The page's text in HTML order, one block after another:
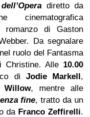
diretto da
cinematografica
romanzo di Gaston
Da segnalare
ruolo del Fantasma
Christine. Alle 10.00
di Jodie Markell,
Willow, mentre alle
fine, tratto da un
da Franco Zeffirelli.